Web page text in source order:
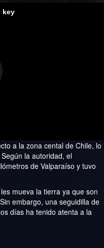
key
a la zona cental de Chile, lo
la autoridad, el
de Valparaíso y tuvo
mueva la tierra ya que son
embargo, una seguidilla de
días ha tenido atenta a la